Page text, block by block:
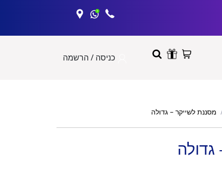
כניסה / הרשמה
מסננת לשייקר – גדולה